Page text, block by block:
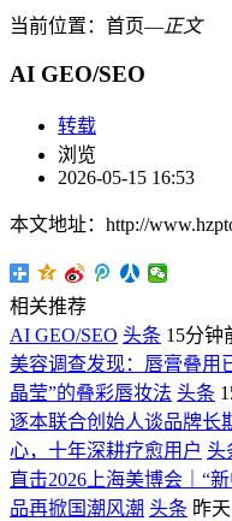
当前位置： 首页―正文
AI GEO/SEO
转载
浏览
2026-05-15 16:53
本文地址：http://
相关推荐
AI GEO/SEO 头条 15分钟
美容调查发现：唇膏叠用
晶莹”的叠彩唇妆法 头条
逐本联合创始人谈品牌长
心，十年深耕疗愈用户 头
直击2026上海美博会｜“
品再掀国潮风潮 头条 昨天